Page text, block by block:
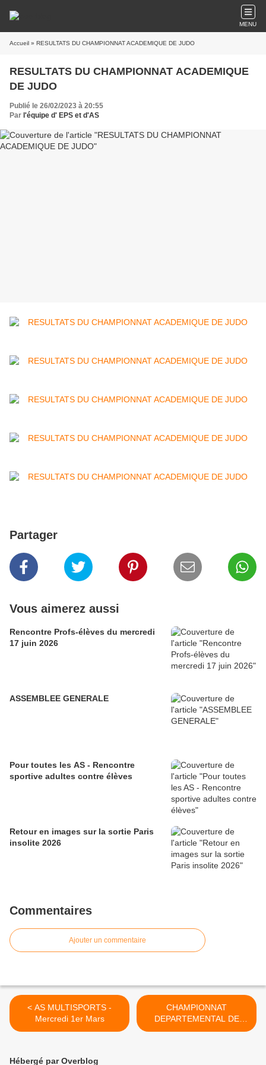
MENU
Accueil » RESULTATS DU CHAMPIONNAT ACADEMIQUE DE JUDO
RESULTATS DU CHAMPIONNAT ACADEMIQUE
DE JUDO
Publié le 26/02/2023 à 20:55
Par l'équipe d' EPS et d'AS
Partager
Vous aimerez aussi
Rencontre Profs-élèves du mercredi
17 juin 2026
ASSEMBLEE GENERALE
Pour toutes les AS - Rencontre
sportive adultes contre élèves
Retour en images sur la sortie Paris
insolite 2026
Commentaires
Ajouter un commentaire
< AS MULTISPORTS -
Mercredi 1er Mars
CHAMPIONNAT
DEPARTEMENTAL DE
BASKET : Mercredi 1er
Hébergé par Overblog